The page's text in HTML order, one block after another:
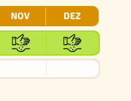
NOV DEZ